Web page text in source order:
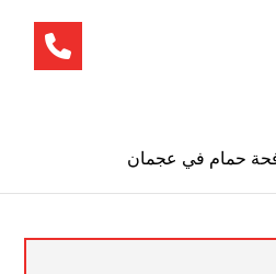
حمام في عجمان